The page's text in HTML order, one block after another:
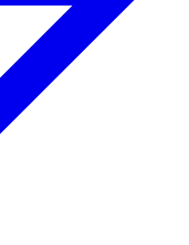
av
glycerol),